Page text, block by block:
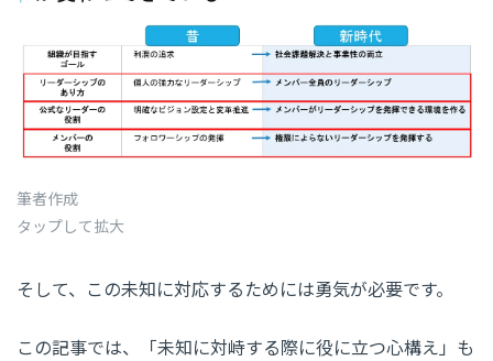
筆者作成
タップして拡大
そして、この未知に対応するためには勇気が必要です。
この記事では、「未知に対峙する際に役に立つ心構え」も